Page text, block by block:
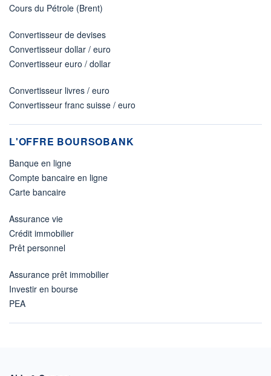
Cours du Pétrole (Brent)
Convertisseur de devises
Convertisseur dollar / euro
Convertisseur euro / dollar
Convertisseur livres / euro
Convertisseur franc suisse / euro
L'OFFRE BOURSOBANK
Banque en ligne
Compte bancaire en ligne
Carte bancaire
Assurance vie
Crédit immobilier
Prêt personnel
Assurance prêt immobilier
Investir en bourse
PEA